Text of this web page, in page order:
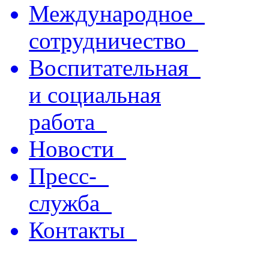
Международное
сотрудничество
Воспитательная
и социальная
работа
Новости
Пресс-
служба
Контакты